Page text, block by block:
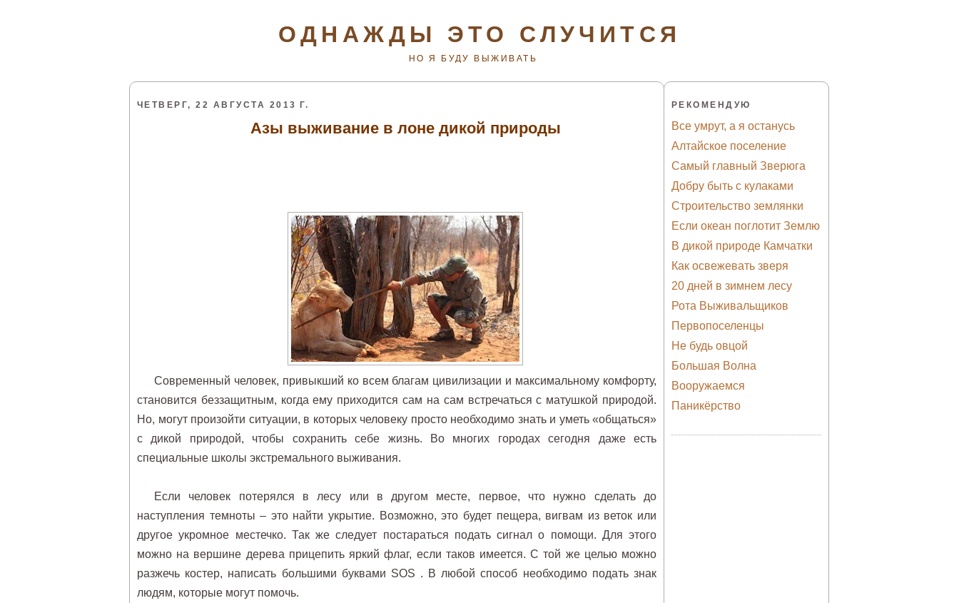
ОДНАЖДЫ ЭТО СЛУЧИТСЯ
НО Я БУДУ ВЫЖИВАТЬ
ЧЕТВЕРГ, 22 АВГУСТА 2013 Г.
Азы выживание в лоне дикой природы
Современный человек, привыкший ко всем благам цивилизации и максимальному комфорту,
становится беззащитным, когда ему приходится сам на сам встречаться с матушкой природой.
Но, могут произойти ситуации, в которых человеку просто необходимо знать и уметь «общаться»
с дикой природой, чтобы сохранить себе жизнь. Во многих городах сегодня даже есть
специальные школы экстремального выживания.
Если человек потерялся в лесу или в другом месте, первое, что нужно сделать до
наступления темноты – это найти укрытие. Возможно, это будет пещера, вигвам из веток или
другое укромное местечко. Так же следует постараться подать сигнал о помощи. Для этого
можно на вершине дерева прицепить яркий флаг, если таков имеется. С той же целью можно
разжечь костер, написать большими буквами SOS . В любой способ необходимо подать знак
людям, которые могут помочь.
РЕКОМЕНДУЮ
Все умрут, а я останусь
Алтайское поселение
Самый главный Зверюга
Добру быть с кулаками
Строительство землянки
Если океан поглотит Землю
В дикой природе Камчатки
Как освежевать зверя
20 дней в зимнем лесу
Рота Выживальщиков
Первопоселенцы
Не будь овцой
Большая Волна
Вооружаемся
Паникёрство